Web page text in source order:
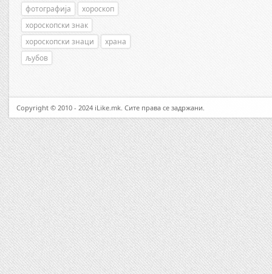
фотографија
хороскоп
хороскопски знак
хороскопски знаци
храна
љубов
Copyright © 2010 - 2024 iLike.mk. Сите права се задржани.